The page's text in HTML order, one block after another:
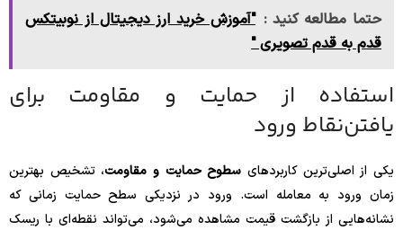
حتما مطالعه کنید : "آموزش خرید ارز دیجیتال از نوبیتکس
قدم به قدم تصویری "
استفاده از حمایت و مقاومت برای
یافتن‌نقاط ورود
یکی از اصلی‌ترین کاربردهای سطوح حمایت و مقاومت، تشخیص بهترین
زمان ورود به معامله است. ورود در نزدیکی سطح حمایت زمانی که
نشانه‌هایی از بازگشت قیمت مشاهده می‌شود، می‌تواند نقطه‌ای با ریسک